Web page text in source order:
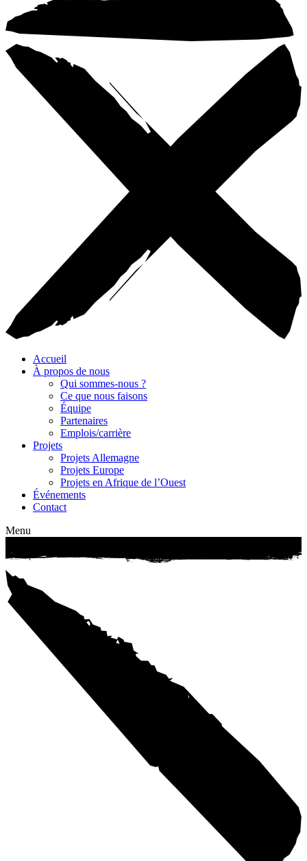
Accueil
À propos de nous
Qui sommes-nous ?
Ce que nous faisons
Équipe
Partenaires
Emplois/carrière
Projets
Projets Allemagne
Projets Europe
Projets en Afrique de l’Ouest
Événements
Contact
Menu